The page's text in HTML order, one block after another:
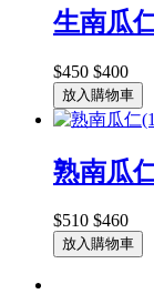
生南瓜
$450 $400
放入購物車
熟南瓜
$510 $460
放入購物車